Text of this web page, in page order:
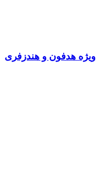
هدفون و هندزفری